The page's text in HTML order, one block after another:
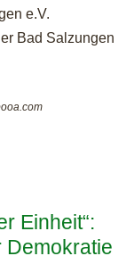
e.V.
Bad Salzungen
Einheit“:
Demokratie